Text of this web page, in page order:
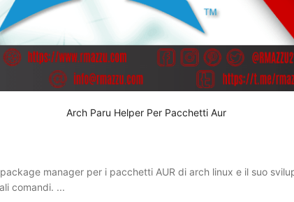
Arch Paru Helper Per Pacchetti Aur
manager per i pacchetti AUR di arch linux e il suo
comandi. ...